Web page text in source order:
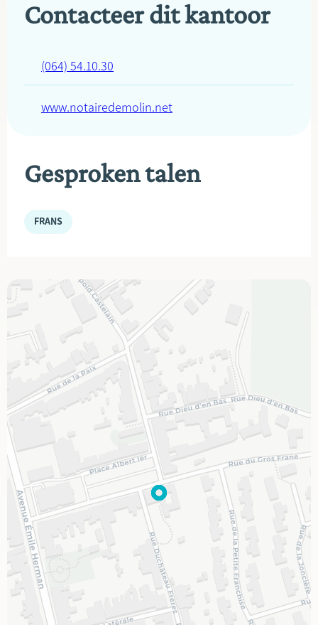
Contacteer dit kantoor
(064) 54.10.30
www.notairedemolin.net
Gesproken talen
FRANS